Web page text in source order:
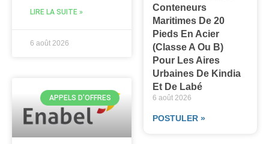
LIRE LA SUITE »
6 août 2026
APPELS D'OFFRES
Conteneurs
Maritimes De 20
Pieds En Acier
(classe A Ou B)
Pour Les Aires
Urbaines De Kindia
Et De Labé
6 août 2026
POSTULER »